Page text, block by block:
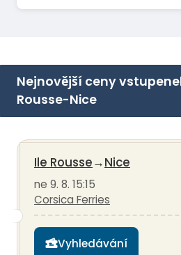
Nejnovější ceny
Rousse-Nice
Ile Rousse→Nice
ne 9. 8. 15:15
Corsica Ferries
Vyhledávání